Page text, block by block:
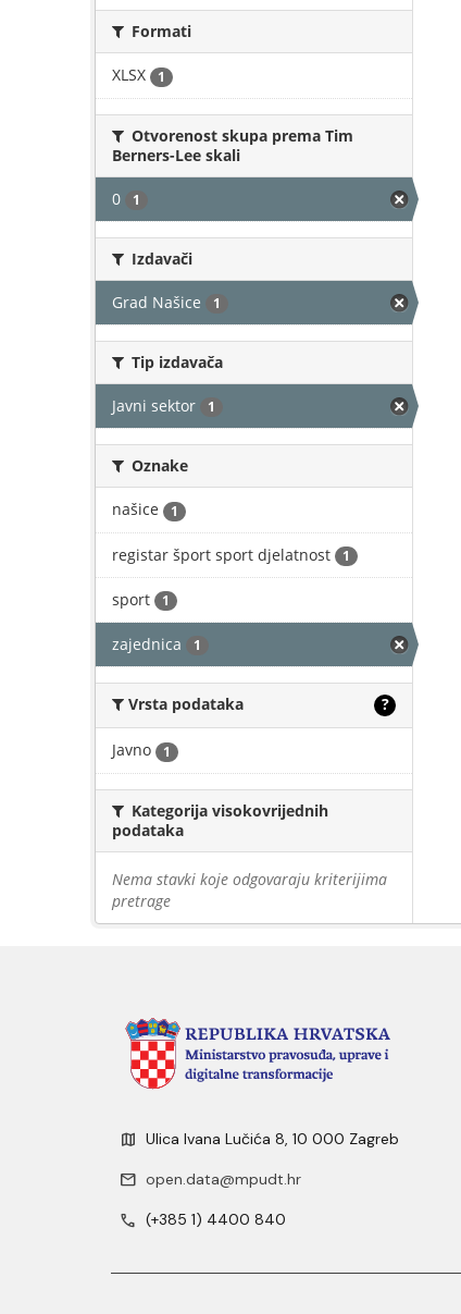
Formati
XLSX 1
Otvorenost skupa prema Tim
Berners-Lee skali
0 1
Izdavači
Grad Našice 1
Tip izdavača
Javni sektor 1
Oznake
našice 1
registar šport sport djelatnost 1
sport 1
zajednica 1
Vrsta podataka ?
Javno 1
Kategorija visokovrijednih
podataka
Nema stavki koje odgovaraju kriterijima
pretrage